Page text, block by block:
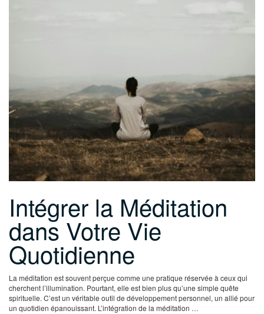
Intégrer la Méditation
dans Votre Vie
Quotidienne
La méditation est souvent perçue comme une pratique réservée à ceux qui
cherchent l’illumination. Pourtant, elle est bien plus qu’une simple quête
spirituelle. C’est un véritable outil de développement personnel, un allié pour
un quotidien épanouissant. L’intégration de la méditation …